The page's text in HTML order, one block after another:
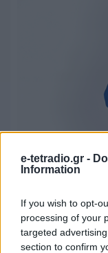
e-tetradio.gr -
Information
If you wish to opt-
processing of your
targeted
section to confirm
Αποχώρησε
31.07.2026 - 14:00